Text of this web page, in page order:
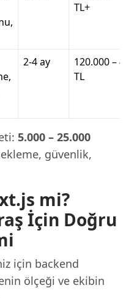
TL+
2-4 ay
120.000 –
TL
5.000 – 25.000
güvenlik,
mi?
İçin Doğru
için backend
ölçeği ve ekibin